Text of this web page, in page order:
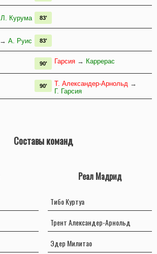
Л. Курума 83'
→ А. Руис 83'
Гарсия → Каррерас
90'
Т. Александер-Арнольд →
Г. Гарсия
90'
Составы команд
Реал Мадрид
Тибо Куртуа
Трент Александер-Арнольд
Эдер Милитао